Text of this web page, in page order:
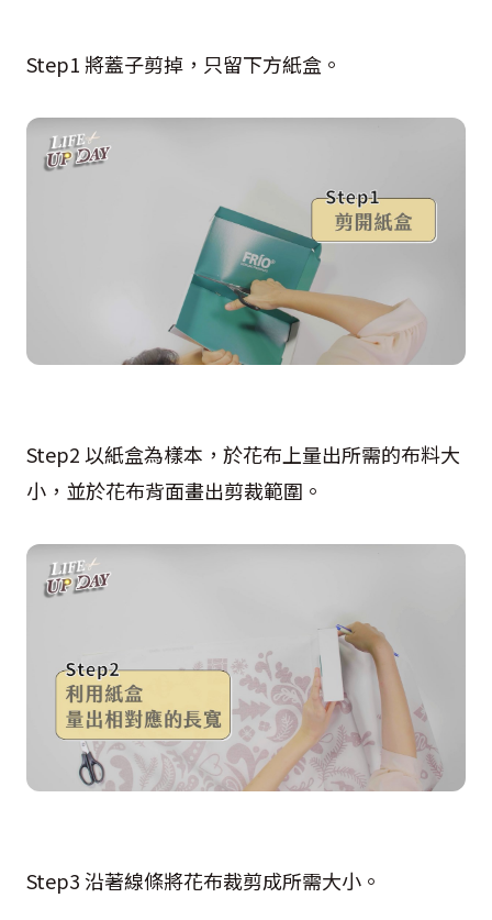
Step1 將蓋子剪掉，只留下方紙盒。
Step2 以紙盒為樣本，於花布上量出所需的布料大
小，並於花布背面畫出剪裁範圍。
Step3 沿著線條將花布裁剪成所需大小。